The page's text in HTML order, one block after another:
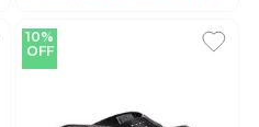
10%
OFF